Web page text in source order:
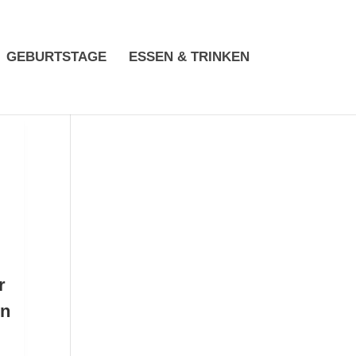
GEBURTSTAGE ESSEN & TRINKEN